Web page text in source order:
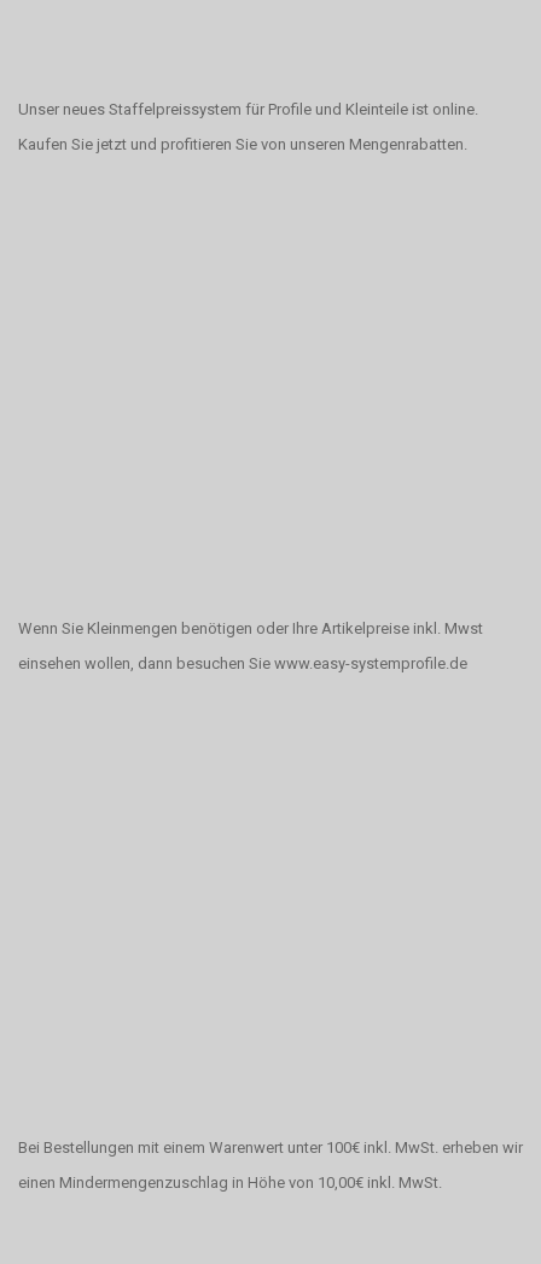
Unser neues Staffelpreissystem für Profile und Kleinteile ist online.
Kaufen Sie jetzt und profitieren Sie von unseren Mengenrabatten.
Wenn Sie Kleinmengen benötigen oder Ihre Artikelpreise inkl. Mwst
einsehen wollen, dann besuchen Sie www.easy-systemprofile.de
Bei Bestellungen mit einem Warenwert unter 100€ inkl. MwSt. erheben wir
einen Mindermengenzuschlag in Höhe von 10,00€ inkl. MwSt.